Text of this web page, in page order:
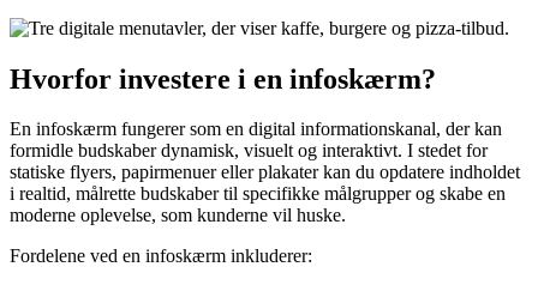
Hvorfor investere i en infoskærm?
En infoskærm fungerer som en digital informationskanal, der kan
formidle budskaber dynamisk, visuelt og interaktivt. I stedet for
statiske flyers, papirmenuer eller plakater kan du opdatere indholdet
i realtid, målrette budskaber til specifikke målgrupper og skabe en
moderne oplevelse, som kunderne vil huske.
Fordelene ved en infoskærm inkluderer: